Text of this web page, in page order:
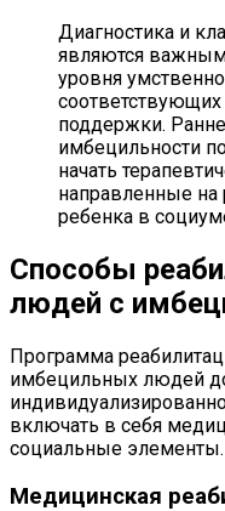
Диагностика и
являются
уровня
поддержки.
имбецильности
начать
направленные на
ребенка в
Способы
людей с
Программа
имбецильных людей
включать в себя
социальные элементы.
Медицинская